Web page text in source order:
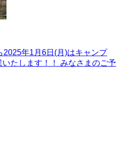
2025年1月6日(月)はキャンプ
たします！！ みなさまのご予